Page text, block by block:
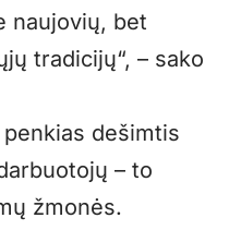
naujovių, bet
tradicijų“, – sako
dešimtis
– to
žmonės.